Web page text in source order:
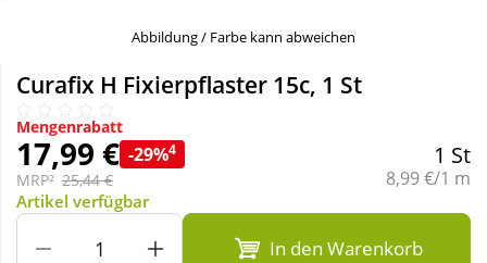
Täglich gut versorgt
Nahrungsergänzung
Natur & Homöopathie
Sanitätshaus
Abbildung / Farbe kann abweichen
Curafix H Fixierpflaster 15c, 1 St
Mengenrabatt
17,99 € -29%4
MRP² 25,44 €
1 St
Grundpreis:
8,99 €/1 m
Artikel verfügbar
In den Warenkorb